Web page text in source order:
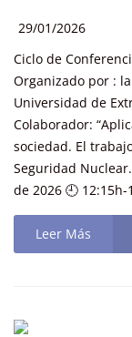
29/01/2026
Ciclo de
Organizado por :
Universidad de
Colaborador:
sociedad. El
Seguridad
de 2026 🕘
Leer Más